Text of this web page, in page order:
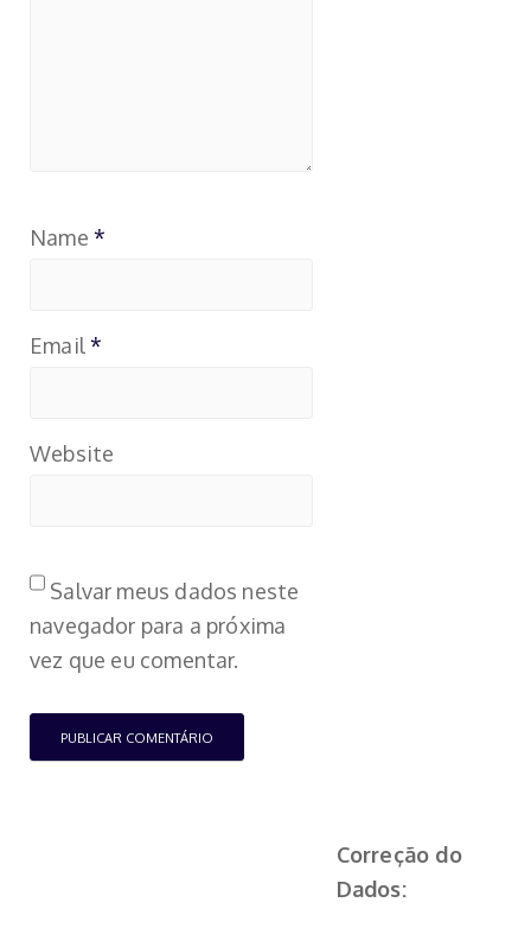
Name *
Email*
Website
Salvar meus dados neste
navegador para a próxima
vez que eu comentar.
Correção do
Dados: